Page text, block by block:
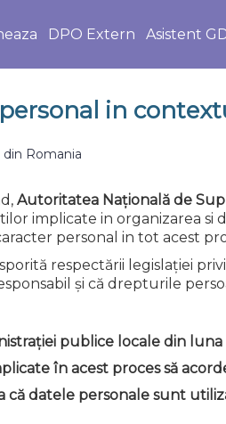
DPO Extern Asistent
in
Romania
Autoritatea Naţională de
implicate in organizarea
personal in tot acest
respectării legislației
și că drepturile
publice locale din
în acest proces să
că datele personale sunt